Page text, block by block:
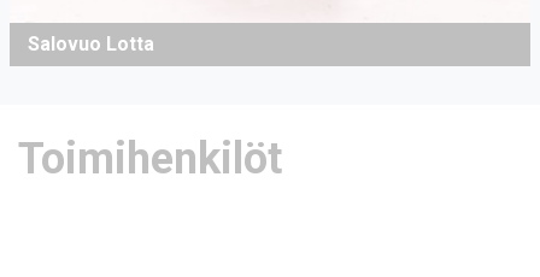
Salovuo Lotta
Toimihenkilöt